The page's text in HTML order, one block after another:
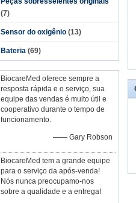
(7)
Sensor do oxigênio (13)
Bateria (69)
BiocareMed oferece sempre a
resposta rápida e o serviço, sua
equipe das vendas é muito útil e
cooperativo durante o tempo de
funcionamento.
—— Gary Robson
BiocareMed tem a grande equipe
para o serviço da após-venda!
Nós nunca preocupamo-nos
sobre a qualidade e a entrega!